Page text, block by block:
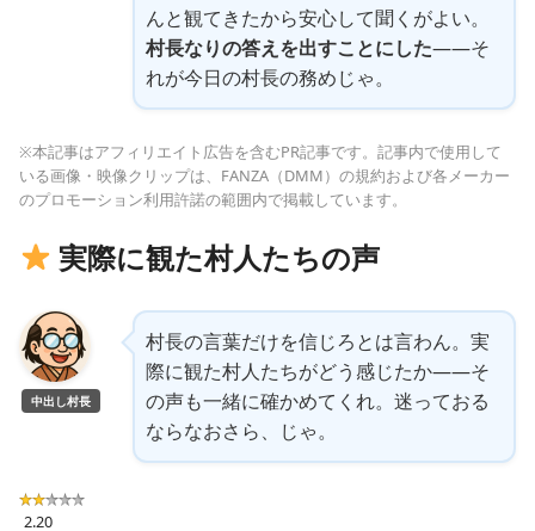
んと観てきたから安心して聞くがよい。
村長なりの答えを出すことにした——そ
れが今日の村長の務めじゃ。
※本記事はアフィリエイト広告を含むPR記事です。記事内で使用して
いる画像・映像クリップは、FANZA（DMM）の規約および各メーカー
のプロモーション利用許諾の範囲内で掲載しています。
実際に観た村人たちの声
中出し村長
村長の言葉だけを信じろとは言わん。実
際に観た村人たちがどう感じたか——そ
の声も一緒に確かめてくれ。迷っておる
ならなおさら、じゃ。
2.20